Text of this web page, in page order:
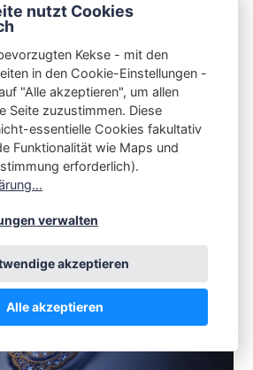
im Mai das zweite
Update mit weiteren
für den Steam-
😛 CHRISTIAN SPAAN 13.05.2026
nutzt Cookies
Kekse - mit den
in den Cookie-Einstellungen -
"Alle akzeptieren", um allen
Seite zuzustimmen. Diese
essentielle Cookies fakultativ
Funktionalität wie Maps und
erforderlich).
verwalten
akzeptieren
Alle akzeptieren